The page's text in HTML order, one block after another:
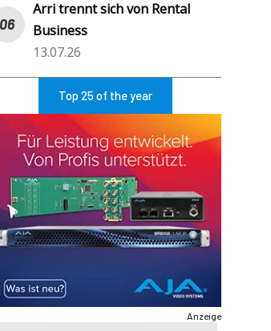
Arri trennt sich von Rental
Business
13.07.26
Top 25 of the year
Anzeige